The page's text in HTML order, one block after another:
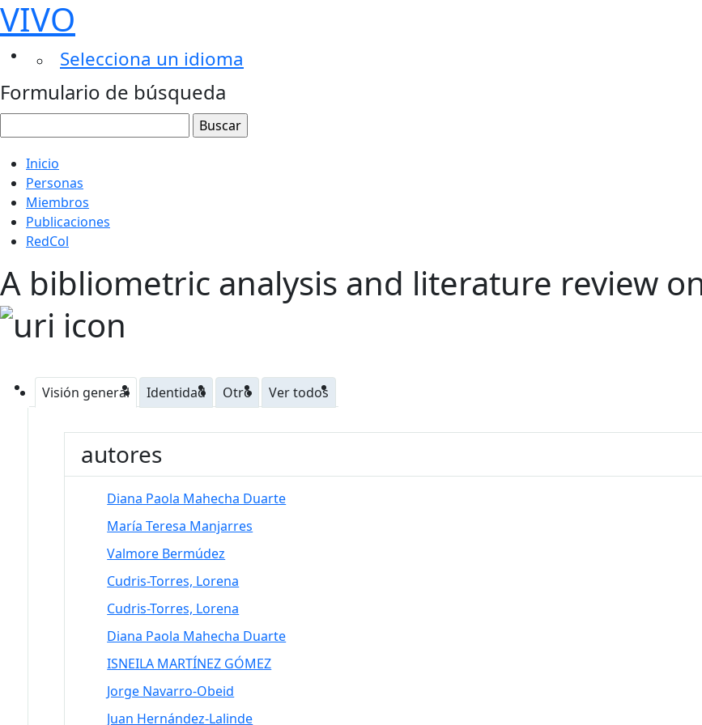
VIVO
Selecciona un idioma
Formulario de búsqueda
Inicio
Personas
Miembros
Publicaciones
RedCol
A bibliometric analysis and literature review
Visión general Identidad Otro Ver todos
autores
Diana Paola Mahecha Duarte
María Teresa Manjarres
Valmore Bermúdez
Cudris-Torres, Lorena
Cudris-Torres, Lorena
Diana Paola Mahecha Duarte
ISNEILA MARTÍNEZ GÓMEZ
Jorge Navarro-Obeid
Juan Hernández-Lalinde